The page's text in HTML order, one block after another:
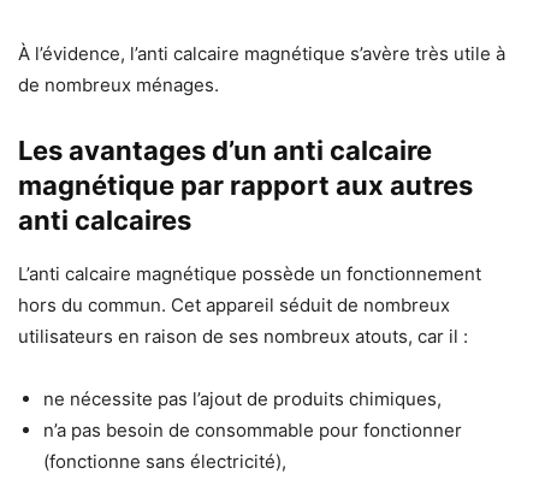
À l’évidence, l’anti calcaire magnétique s’avère très utile à
de nombreux ménages.
Les avantages d’un anti calcaire
magnétique par rapport aux autres
anti calcaires
L’anti calcaire magnétique possède un fonctionnement
hors du commun. Cet appareil séduit de nombreux
utilisateurs en raison de ses nombreux atouts, car il :
ne nécessite pas l’ajout de produits chimiques,
n’a pas besoin de consommable pour fonctionner
(fonctionne sans électricité),